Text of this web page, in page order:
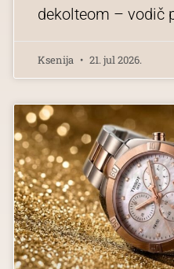
dekolteom – vodič
Ksenija 21. jul 2026.